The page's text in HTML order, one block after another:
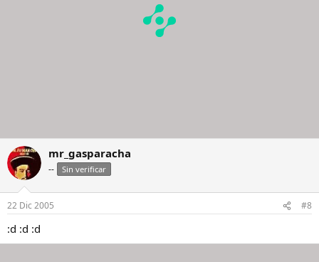
mr_gasparacha
-- Sin verificar
22 Dic 2005 #8
:d :d :d